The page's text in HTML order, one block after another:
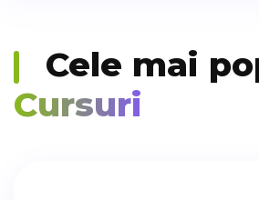
Cele mai
Cursuri